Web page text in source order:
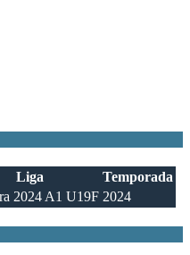
Liga
Temporada
2024 A1 U19F 2024